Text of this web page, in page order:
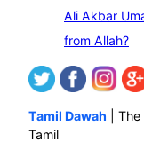
Ali Akbar
from Allah?
Tamil Dawah |
Tamil